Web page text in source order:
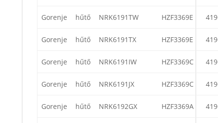
Gorenje hűtő NRK6191TW HZF3369E
Gorenje hűtő NRK6191TX HZF3369E
Gorenje hűtő NRK6191IW HZF3369C
Gorenje hűtő NRK6191JX HZF3369C
Gorenje hűtő NRK6192GX HZF3369A